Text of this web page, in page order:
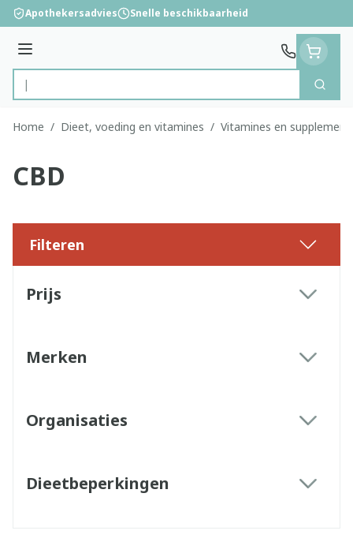
Ga naar de inhoud
Apothekersadvies Snelle beschikbaarheid
Menu
Product, merk, categorie...
Zoek
Home / Dieet, voeding en vitamines / Vitamines en
CBD
Filteren
Prijs
Merken
Organisaties
Dieetbeperkingen